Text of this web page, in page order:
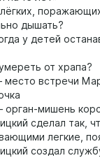
дышать?
у детей
от храпа?
место встречи
орган-мишень
сделал так,
легкие,
создал